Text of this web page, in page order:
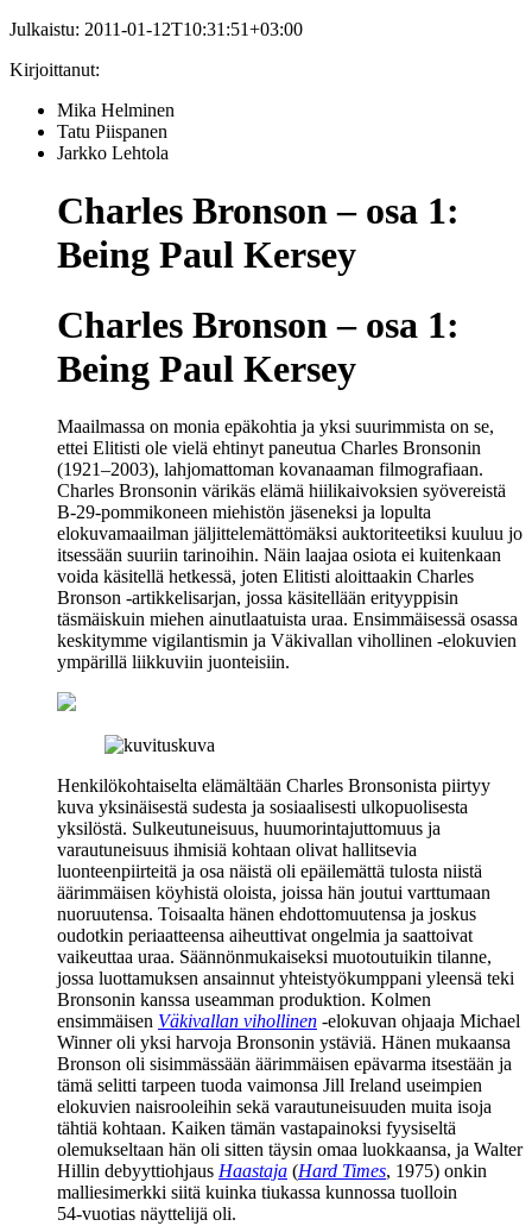
Julkaistu: 2011-01-12T10:31:51+03:00
Kirjoittanut:
Mika Helminen
Tatu Piispanen
Jarkko Lehtola
Charles Bronson – osa 1:
Being Paul Kersey
Charles Bronson – osa 1:
Being Paul Kersey
Maailmassa on monia epäkohtia ja yksi suurimmista on se,
ettei Elitisti ole vielä ehtinyt paneutua Charles Bronsonin
(1921–2003), lahjomattoman kovanaaman filmografiaan.
Charles Bronsonin värikäs elämä hiilikaivoksien syövereistä
B-29-pommikoneen miehistön jäseneksi ja lopulta
elokuvamaailman jäljittelemättömäksi auktoriteetiksi kuuluu jo
itsessään suuriin tarinoihin. Näin laajaa osiota ei kuitenkaan
voida käsitellä hetkessä, joten Elitisti aloittaakin Charles
Bronson -artikkelisarjan, jossa käsitellään erityyppisin
täsmäiskuin miehen ainutlaatuista uraa. Ensimmäisessä osassa
keskitymme vigilantismin ja Väkivallan vihollinen -elokuvien
ympärillä liikkuviin juonteisiin.
Henkilökohtaiselta elämältään Charles Bronsonista piirtyy
kuva yksinäisestä sudesta ja sosiaalisesti ulkopuolisesta
yksilöstä. Sulkeutuneisuus, huumorintajuttomuus ja
varautuneisuus ihmisiä kohtaan olivat hallitsevia
luonteenpiirteitä ja osa näistä oli epäilemättä tulosta niistä
äärimmäisen köyhistä oloista, joissa hän joutui varttumaan
nuoruutensa. Toisaalta hänen ehdottomuutensa ja joskus
oudotkin periaatteensa aiheuttivat ongelmia ja saattoivat
vaikeuttaa uraa. Säännönmukaiseksi muotoutuikin tilanne,
jossa luottamuksen ansainnut yhteistyökumppani yleensä teki
Bronsonin kanssa useamman produktion. Kolmen
ensimmäisen Väkivallan vihollinen ‑elokuvan ohjaaja Michael
Winneroli yksi harvoja Bronsonin ystäviä. Hänen mukaansa
Bronson oli sisimmässään äärimmäisen epävarma itsestään ja
tämä selitti tarpeen tuoda vaimonsa Jill Ireland useimpien
elokuvien naisrooleihin sekä varautuneisuuden muita isoja
tähtiä kohtaan. Kaiken tämän vastapainoksi fyysiseltä
olemukseltaan hän oli sitten täysin omaa luokkaansa, ja Walter
Hillin debyyttiohjaus Haastaja (Hard Times, 1975) onkin
malliesimerkki siitä kuinka tiukassa kunnossa tuolloin
54‑vuotias näyttelijä oli.